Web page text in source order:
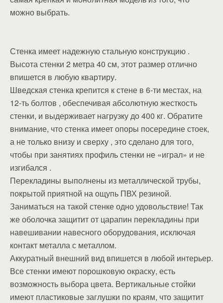
можно выбрать.
Стенка имеет надежную стальную конструкцию .
Высота стенки 2 метра 40 см, этот размер отлично
впишется в любую квартиру.
Шведская стенка крепится к стене в 6-ти местах, на
12-ть болтов , обеспечивая абсолютную жесткость
стенки, и выдерживает нагрузку до 400 кг. Обратите
внимание, что стенка имеет опоры посередине стоек,
а не только внизу и сверху , это сделано для того,
чтобы при занятиях профиль стенки не «играл» и не
изгибался .
Перекладины выполнены из металлической трубы,
покрытой приятной на ощупь ПВХ резиной.
Заниматься на такой стенке одно удовольствие! Так
же оболочка защитит от царапин перекладины при
навешивании навесного оборудования, исключая
контакт металла с металлом.
Аккуратный внешний вид впишется в любой интерьер.
Все стенки имеют порошковую окраску, есть
возможность выбора цвета. Вертикальные стойки
имеют пластиковые заглушки по краям, что защитит